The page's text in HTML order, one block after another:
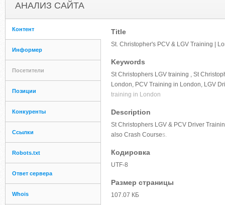
АНАЛИЗ САЙТА
Контент
Информер
Посетители
Позиции
Конкуренты
Ссылки
Robots.txt
Ответ сервера
Whois
Title
St. Christopher's PCV & LGV Training |
Keywords
St Christophers LGV training , St
London, PCV Training in London, LGV
training in London
Description
St Christophers LGV & PCV Driver
also Crash Courses.
Кодировка
UTF-8
Размер страницы
107.07 КБ